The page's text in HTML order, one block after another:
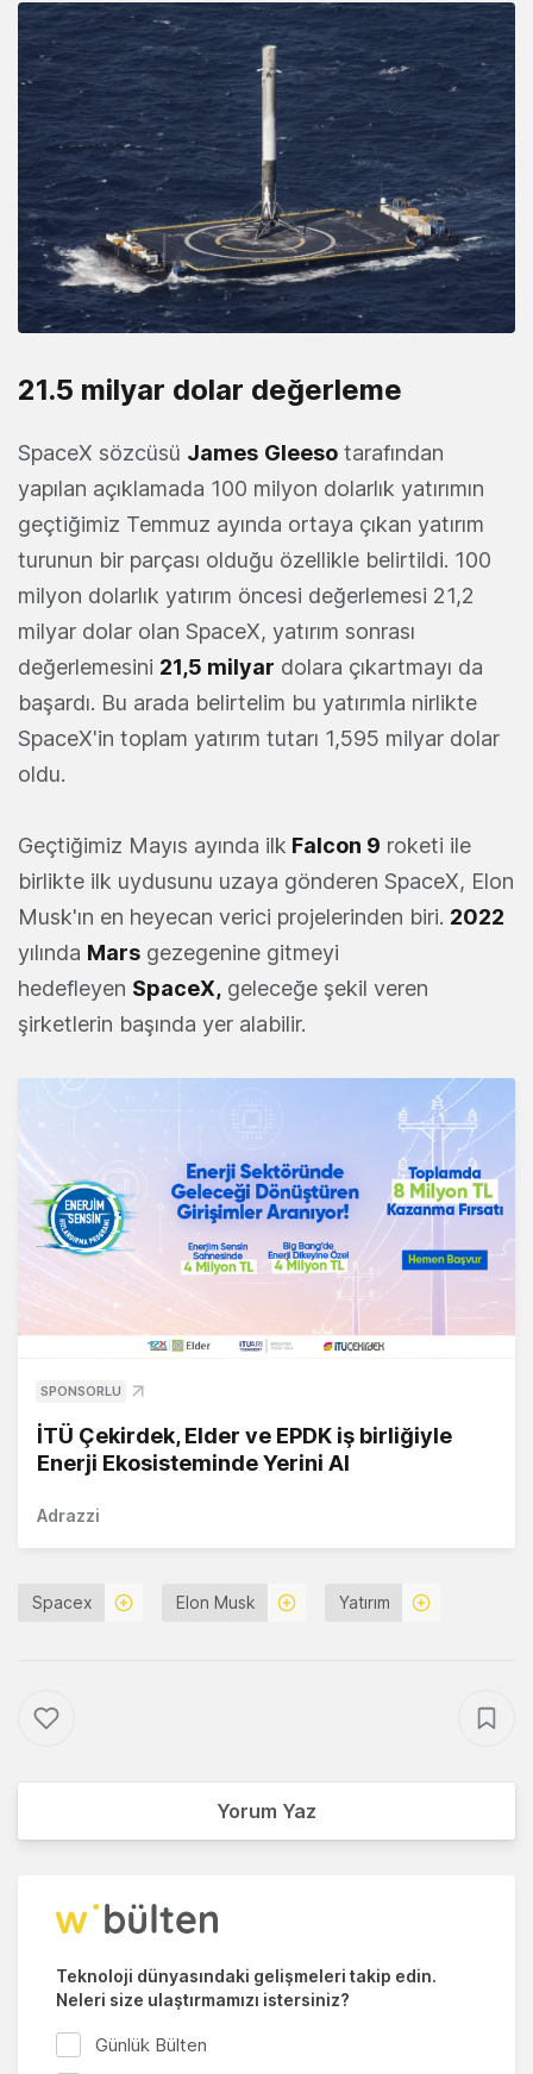
21.5 milyar dolar değerleme
SpaceX sözcüsü James Gleeso tarafından
yapılan açıklamada 100 milyon dolarlık yatırımın
geçtiğimiz Temmuz ayında ortaya çıkan yatırım
turunun bir parçası olduğu özellikle belirtildi. 100
milyon dolarlık yatırım öncesi değerlemesi 21,2
milyar dolar olan SpaceX, yatırım sonrası
değerlemesini 21,5 milyar dolara çıkartmayı da
başardı. Bu arada belirtelim bu yatırımla nirlikte
SpaceX'in toplam yatırım tutarı 1,595 milyar dolar
oldu.
Geçtiğimiz Mayıs ayında ilk Falcon 9 roketi ile
birlikte ilk uydusunu uzaya gönderen SpaceX, Elon
Musk'ın en heyecan verici projelerinden biri. 2022
yılında Mars gezegenine gitmeyi
hedefleyen SpaceX, geleceğe şekil veren
şirketlerin başında yer alabilir.
SPONSORLU
İTÜ Çekirdek, Elder ve EPDK iş birliğiyle
Enerji Ekosisteminde Yerini Al
Adrazzi
Spacex Elon Musk Yatırım
Yorum Yaz
Teknoloji dünyasındaki gelişmeleri takip edin.
Neleri size ulaştırmamızı istersiniz?
Günlük Bülten